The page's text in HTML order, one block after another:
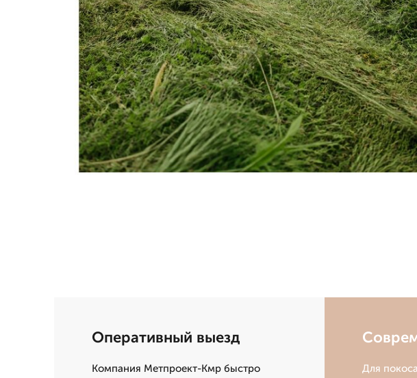
Оперативный выезд
Компания Метпроект-Кмр быстро
Для